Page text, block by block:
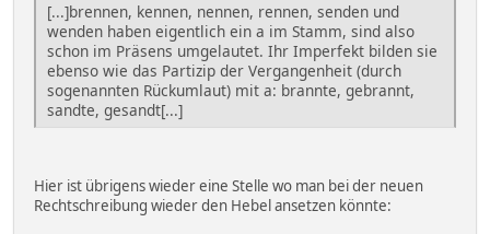
[...]brennen, kennen, nennen, rennen, senden und
wenden haben eigentlich ein a im Stamm, sind also
schon im Präsens umgelautet. Ihr Imperfekt bilden sie
ebenso wie das Partizip der Vergangenheit (durch
sogenannten Rückumlaut) mit a: brannte, gebrannt,
sandte, gesandt[...]
Hier ist übrigens wieder eine Stelle wo man bei der neuen
Rechtschreibung wieder den Hebel ansetzen könnte: